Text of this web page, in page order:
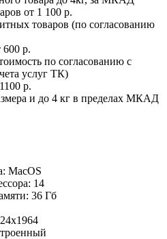
от 1 100 р.
товаров (по согласованию
600 р.
по согласованию с
услуг ТК)
р.
и до 4 кг в пределах МКАД
MacOS
14
36 Гб